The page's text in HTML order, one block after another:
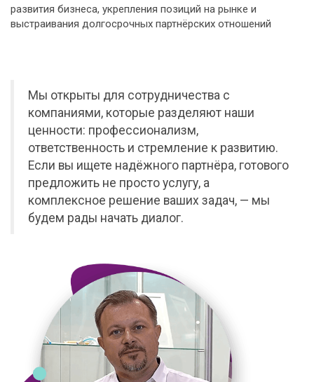
развития бизнеса, укрепления позиций на рынке и
выстраивания долгосрочных партнёрских отношений
Мы открыты для сотрудничества с
компаниями, которые разделяют наши
ценности: профессионализм,
ответственность и стремление к развитию.
Если вы ищете надёжного партнёра, готового
предложить не просто услугу, а
комплексное решение ваших задач, — мы
будем рады начать диалог.